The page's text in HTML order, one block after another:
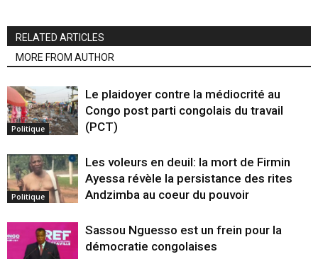
RELATED ARTICLES
MORE FROM AUTHOR
Politique
Le plaidoyer contre la médiocrité au
Congo post parti congolais du travail
(PCT)
Politique
Les voleurs en deuil: la mort de Firmin
Ayessa révèle la persistance des rites
Andzimba au coeur du pouvoir
Sassou Nguesso est un frein pour la
démocratie congolaises